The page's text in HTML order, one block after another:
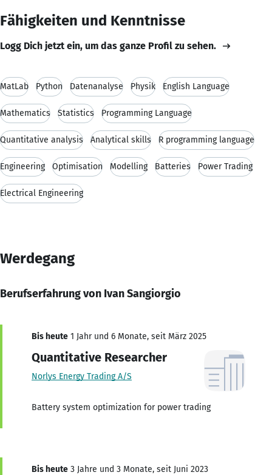
Fähigkeiten und Kenntnisse
Logg Dich jetzt ein, um das ganze Profil zu sehen.
MatLab Python Datenanalyse Physik English Language
Mathematics Statistics Programming Language
Quantitative analysis Analytical skills R programming language
Engineering Optimisation Modelling Batteries Power Trading
Electrical Engineering
Werdegang
Berufserfahrung von Ivan Sangiorgio
Bis heute 1 Jahr und 6 Monate, seit März 2025
Quantitative Researcher
Norlys Energy Trading A/S
Battery system optimization for power trading
Bis heute 3 Jahre und 3 Monate, seit Juni 2023